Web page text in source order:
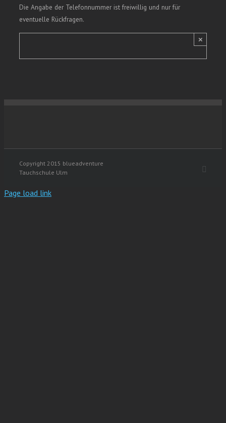
Die Angabe der Telefonnummer ist freiwillig und nur für
eventuelle Rückfragen.
×
Copyright 2015 blueadventure
Tauchschule Ulm
Page load link